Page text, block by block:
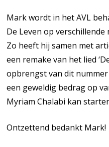
Mark wordt in het AVL
De Leven op
Zo heeft hij samen met
een remake van het lied
opbrengst van dit
een geweldig bedrag op
Myriam Chalabi kan
Ontzettend bedankt Mark!